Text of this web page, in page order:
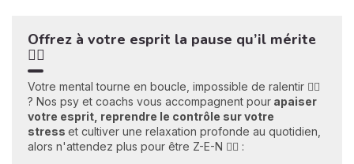
Offrez à votre esprit la pause qu’il mérite
🧘‍♀️
Votre mental tourne en boucle, impossible de ralentir 😵‍💫
? Nos psy et coachs vous accompagnent pour apaiser
votre esprit, reprendre le contrôle sur votre
stress et cultiver une relaxation profonde au quotidien,
alors n'attendez plus pour être Z-E-N 💆‍♀️ :